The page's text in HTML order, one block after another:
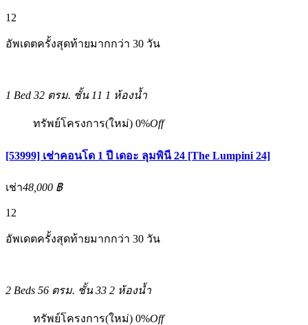
12
อัพเดตครั้งสุดท้ายมากกว่า 30 วัน
1 Bed 32 ตรม. ชั้น 11 1 ห้องน้ำ
ทรัพย์โครงการ(ใหม่) 0%Off
[53999] เช่าคอนโด 1 ปี เดอะ ลุมพินี 24 [The Lumpini 24]
เช่า48,000 ฿
12
อัพเดตครั้งสุดท้ายมากกว่า 30 วัน
2 Beds 56 ตรม. ชั้น 33 2 ห้องน้ำ
ทรัพย์โครงการ(ใหม่) 0%Off